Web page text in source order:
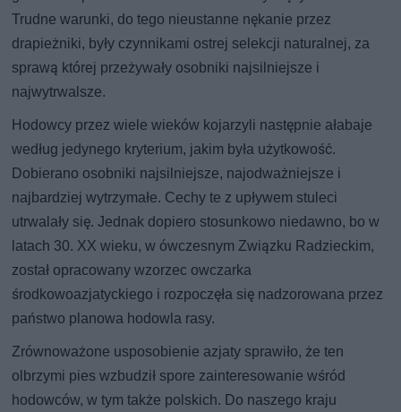
Trudne warunki, do tego nieustanne nękanie przez
drapieżniki, były czynnikami ostrej selekcji naturalnej, za
sprawą której przeżywały osobniki najsilniejsze i
najwytrwalsze.
Hodowcy przez wiele wieków kojarzyli następnie ałabaje
według jedynego kryterium, jakim była użytkowość.
Dobierano osobniki najsilniejsze, najodważniejsze i
najbardziej wytrzymałe. Cechy te z upływem stuleci
utrwalały się. Jednak dopiero stosunkowo niedawno, bo w
latach 30. XX wieku, w ówczesnym Związku Radzieckim,
został opracowany wzorzec owczarka
środkowoazjatyckiego i rozpoczęła się nadzorowana przez
państwo planowa hodowla rasy.
Zrównoważone usposobienie azjaty sprawiło, że ten
olbrzymi pies wzbudził spore zainteresowanie wśród
hodowców, w tym także polskich. Do naszego kraju